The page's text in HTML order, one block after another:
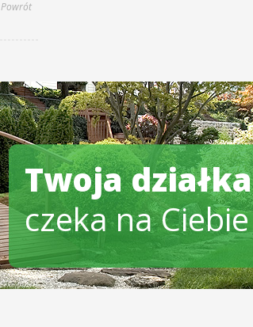
Powrót
Twoja działka
czeka na Ciebie